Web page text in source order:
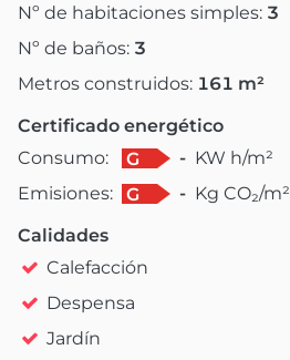
Nº de habitaciones simples: 3
Nº de baños: 3
Metros construidos: 161 m²
Certificado energético
Consumo:
G - KW h/m²
Emisiones:
G - Kg CO₂/m²
Calidades
Calefacción
Despensa
Jardín